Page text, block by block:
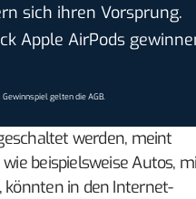
sich ihren Vorsprung.
Apple AirPods
Gewinnspiel gelten dieAGB.
werden, meint
beispielsweise Autos,
könnten in den Internet-